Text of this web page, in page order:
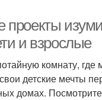
проекты
и взрослые
комнату,
детские мечты
домах.